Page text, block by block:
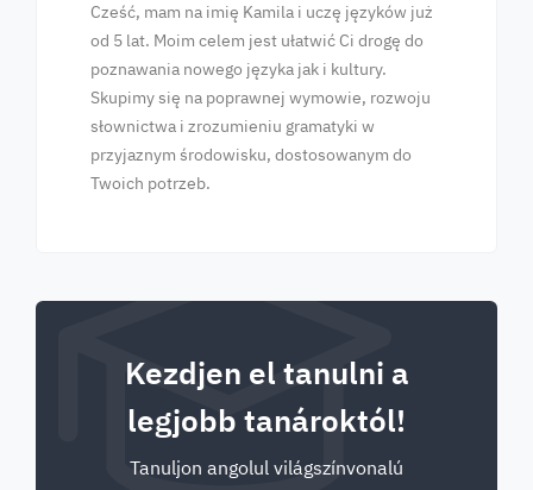
Cześć, mam na imię Kamila i uczę języków już
od 5 lat. Moim celem jest ułatwić Ci drogę do
poznawania nowego języka jak i kultury.
Skupimy się na poprawnej wymowie, rozwoju
słownictwa i zrozumieniu gramatyki w
przyjaznym środowisku, dostosowanym do
Twoich potrzeb.
Kezdjen el tanulni a
legjobb tanároktól!
Tanuljon angolul világszínvonalú